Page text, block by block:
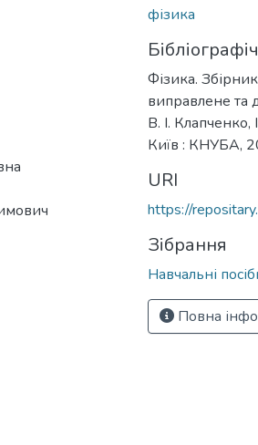
фізика
Фізика.
виправлене та
В. І.
Київ : КНУБА,
URI
https://
Зібрання
Навчальні
Повна